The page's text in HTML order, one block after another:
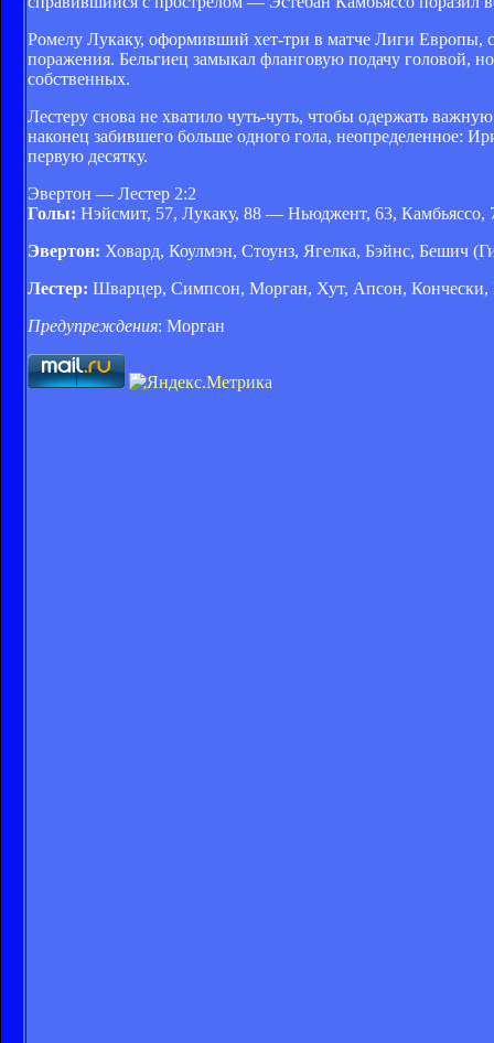
Ромелу Лукаку, оформивший хет-три в матче Лиги Европы,
поражения. Бельгиец замыкал фланговую подачу головой,
собственных.
Лестеру снова не хватило чуть-чуть, чтобы одержать
наконец забившего больше одного гола, неопределенное:
первую десятку.
Эвертон — Лестер 2:2
Голы: Нэйсмит, 57, Лукаку, 88 — Ньюджент, 63, Камбьяссо,
Эвертон: Ховард, Коулмэн, Стоунз, Ягелка, Бэйнс, Бешич
Лестер: Шварцер, Симпсон, Морган, Хут, Апсон,
Предупреждения: Морган